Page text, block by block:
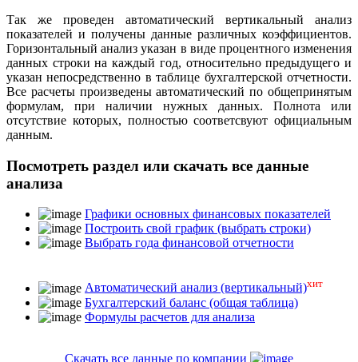
Так же проведен автоматический вертикальный анализ
показателей и получены данные различных коэффициентов.
Горизонтальный анализ указан в виде процентного изменения
данных строки на каждый год, относительно предыдущего и
указан непосредственно в таблице бухгалтерской отчетности.
Все расчеты произведены автоматический по общепринятым
формулам, при наличии нужных данных. Полнота или
отсутствие которых, полностью соответсвуют официальным
данным.
Посмотреть раздел или скачать все данные
анализа
Графики основных финансовых показателей
Построить свой график (выбрать строки)
Выбрать года финансовой отчетности
Автоматический анализ (вертикальный)хит
Бухгалтерский баланс (общая таблица)
Формулы расчетов для анализа
Скачать все данные по компании